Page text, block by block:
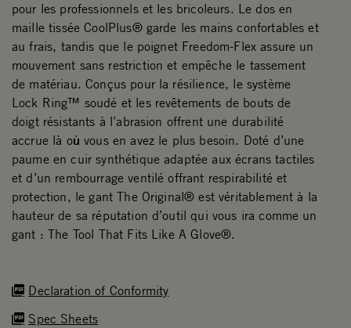
Declaration of Conformity
Spec Sheets
pour les professionnels et les bricoleurs. Le dos en
maille tissée CoolPlus® garde les mains confortables et
au frais, tandis que le poignet Freedom-Flex assure un
mouvement sans restriction et empêche le tassement
de matériau. Conçus pour la résilience, le système
Lock Ring™ soudé et les revêtements de bouts de
doigt résistants à l’abrasion offrent une durabilité
accrue là où vous en avez le plus besoin. Doté d’une
paume en cuir synthétique adaptée aux écrans tactiles
et d’un rembourrage ventilé offrant respirabilité et
protection, le gant The Original® est véritablement à la
hauteur de sa réputation d’outil qui vous ira comme un
gant : The Tool That Fits Like A Glove®.